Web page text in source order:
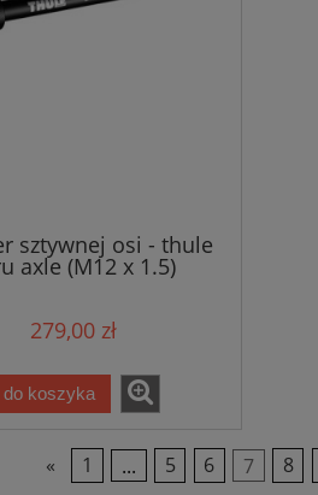
sztywnej osi - thule
axle (M12 x 1.5)
279,00 zł
do koszyka
« 1 ... 5 6 7 8